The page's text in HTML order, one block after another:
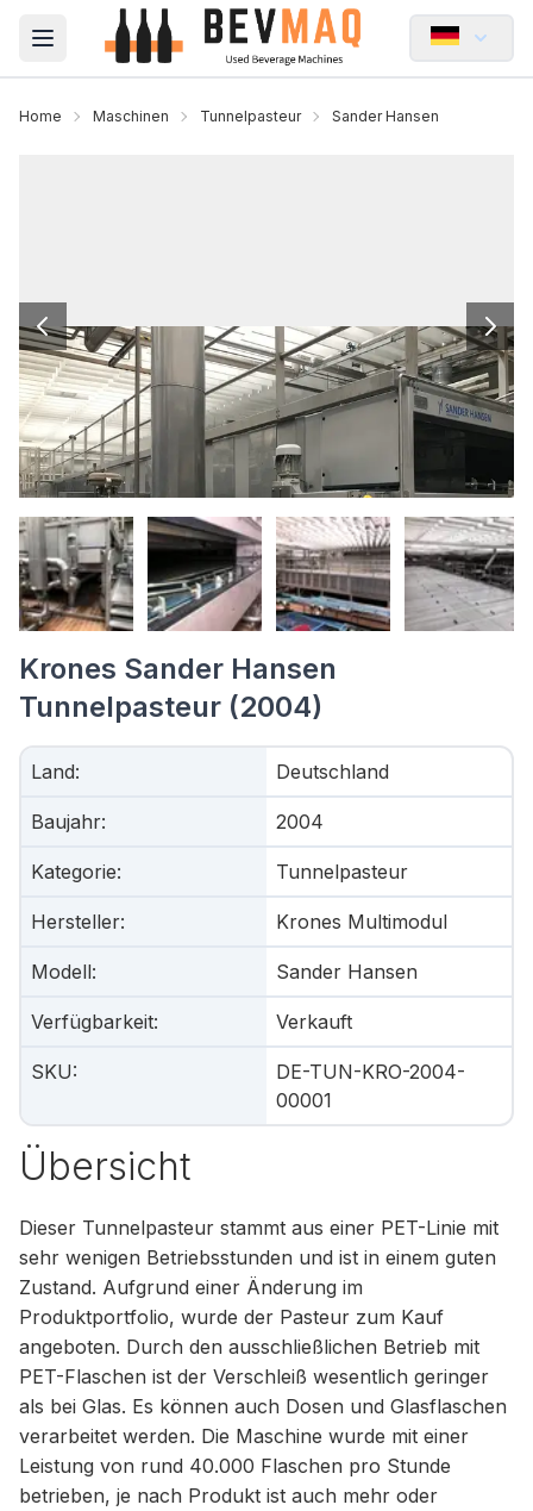
Open main menu
Home Maschinen Tunnelpasteur Sander Hansen
Krones Sander Hansen
Tunnelpasteur (2004)
Land: Deutschland
Baujahr: 2004
Kategorie: Tunnelpasteur
Hersteller: Krones Multimodul
Modell: Sander Hansen
Verfügbarkeit: Verkauft
SKU:
DE-TUN-KRO-2004-
00001
Übersicht
Dieser Tunnelpasteur stammt aus einer PET-Linie mit
sehr wenigen Betriebsstunden und ist in einem guten
Zustand. Aufgrund einer Änderung im
Produktportfolio, wurde der Pasteur zum Kauf
angeboten. Durch den ausschließlichen Betrieb mit
PET-Flaschen ist der Verschleiß wesentlich geringer
als bei Glas. Es können auch Dosen und Glasflaschen
verarbeitet werden. Die Maschine wurde mit einer
Leistung von rund 40.000 Flaschen pro Stunde
betrieben, je nach Produkt ist auch mehr oder